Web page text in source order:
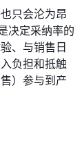
只会沦为昂
决定采纳率的
、与销售日
负担和抵触
）参与到产